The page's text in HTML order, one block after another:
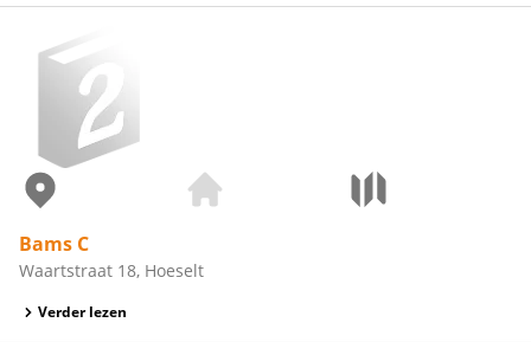
Bams C
Waartstraat 18, Hoeselt
Verder lezen